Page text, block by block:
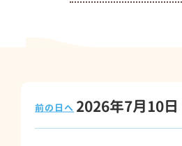
2026年7月10日
前の日へ